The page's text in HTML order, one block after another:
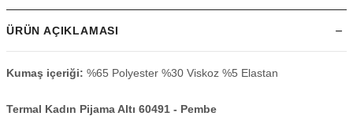
ÜRÜN AÇIKLAMASI
Kumaş içeriği: %65 Polyester %30 Viskoz %5 Elastan
Termal Kadın Pijama Altı 60491 - Pembe